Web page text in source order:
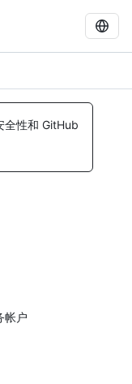
全性和 GitHub
帐户